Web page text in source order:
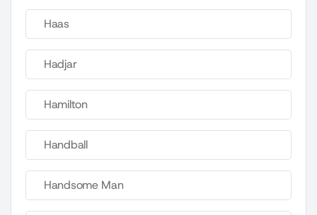
Haas
Hadjar
Hamilton
Handball
Handsome Man